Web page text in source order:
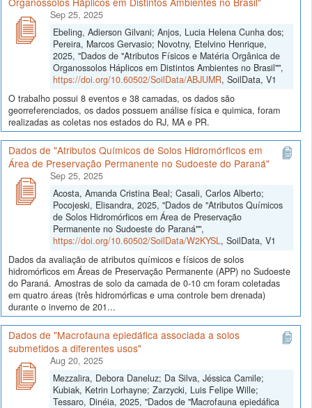
Sep 25, 2025
Ebeling, Adierson Gilvani; Anjos, Lucia Helena Cunha dos;
Pereira, Marcos Gervasio; Novotny, Etelvino Henrique,
2025, "Dados de "Atributos Físicos e Matéria Orgânica de
Organossolos Háplicos em Distintos Ambientes no Brasil"",
https://doi.org/10.60502/SoilData/ABJUMR, SoilData, V1
O trabalho possui 8 eventos e 38 camadas, os dados são
georreferenciados, os dados possuem análise física e quimica, foram
realizadas as coletas nos estados do RJ, MA e PR.
Dados de "Atributos Químicos de Solos Hidromórficos em
Área de Preservação Permanente no Sudoeste do Paraná"
Sep 25, 2025
Acosta, Amanda Cristina Beal; Casali, Carlos Alberto;
Pocojeski, Elisandra, 2025, "Dados de "Atributos Químicos
de Solos Hidromórficos em Área de Preservação
Permanente no Sudoeste do Paraná"",
https://doi.org/10.60502/SoilData/W2KYSL, SoilData, V1
Dados da avaliação de atributos químicos e físicos de solos
hidromórficos em Áreas de Preservação Permanente (APP) no Sudoeste
do Paraná. Amostras de solo da camada de 0-10 cm foram coletadas
em quatro áreas (três hidromórficas e uma controle bem drenada)
durante o inverno de 201...
Dados de "Macrofauna epiedáfica associada a solos
submetidos a diferentes usos"
Aug 20, 2025
Mezzalira, Debora Daneluz; Da Silva, Jéssica Camile;
Kubiak, Ketrin Lorhayne; Zarzycki, Luis Felipe Wille;
Tessaro, Dinéia, 2025, "Dados de "Macrofauna epiedáfica